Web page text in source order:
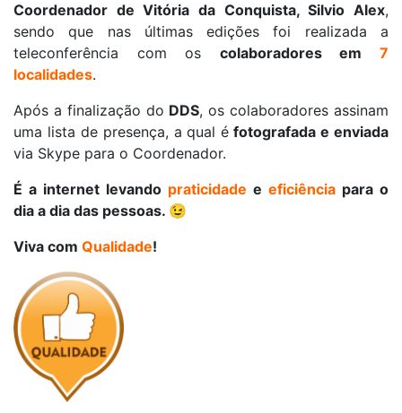
Coordenador de Vitória da Conquista, Silvio Alex,
sendo que nas últimas edições foi realizada a
teleconferência com os colaboradores em7
localidades.
Após a finalização do DDS, os colaboradores assinam
uma lista de presença, a qual é fotografada e enviada
via Skype para o Coordenador.
É a internet levando praticidade e eficiência para o
dia a dia das pessoas. 😉
Viva com Qualidade!